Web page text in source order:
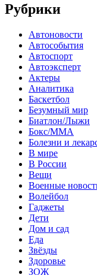
Рубрики
Автоновости
Автособытия
Автоспорт
Автоэксперт
Актеры
Аналитика
Баскетбол
Безумный мир
Биатлон/Лыжи
Бокс/MMA
Болезни и
В мире
В России
Вещи
Военные
Волейбол
Гаджеты
Дети
Дом и сад
Еда
Звёзды
Здоровье
ЗОЖ